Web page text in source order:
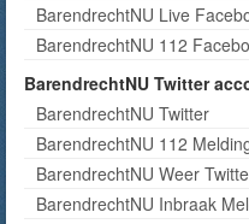
BarendrechtNU Live
BarendrechtNU 112
BarendrechtNU Twitter
BarendrechtNU Twitter
BarendrechtNU 112
BarendrechtNU Weer
BarendrechtNU Inbraak